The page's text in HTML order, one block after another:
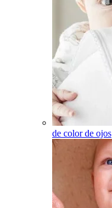
de color de ojos